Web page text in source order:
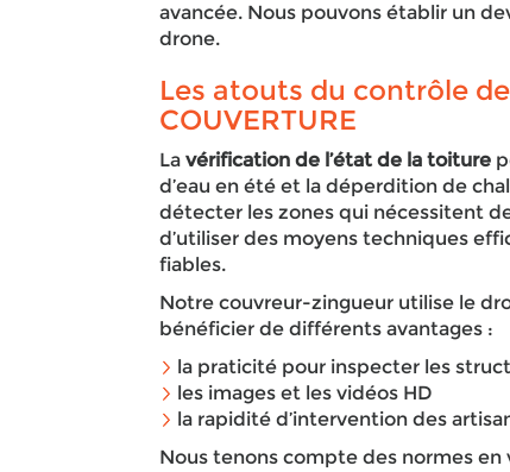
avancée. Nous pouvons établir un
drone.
Les atouts du contrôle
COUVERTURE
Lavérification de l’état de la toiture
d’eau en été et la déperdition de
détecter les zones qui nécessitent
d’utiliser des moyens techniques
fiables.
Notre couvreur-zingueur utilise le
bénéficier de différents avantages :
la praticité pour inspecter les
les images et les vidéos HD
la rapidité d’intervention des
Nous tenons compte des normes en